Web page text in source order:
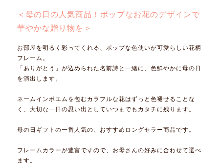
＜母の日の人気商品！ポップなお花のデザインで
華やかな贈り物を＞
お部屋を明るく彩ってくれる、ポップな色使いが可愛らしい花柄
フレーム。
「ありがとう」が込められた名前詩と一緒に、色鮮やかに母の日
を演出します。
ネームインポエムを包むカラフルな花はずっと色褪せることな
く、大切な一日の思い出としていつまでもカタチに残ります。
母の日ギフトの一番人気の、おすすめロングセラー商品です。
フレームカラーが豊富ですので、お母さんの好みに合わせて選べ
ます。